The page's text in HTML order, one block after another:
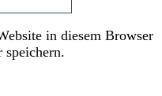
in diesem Browser
speichern.